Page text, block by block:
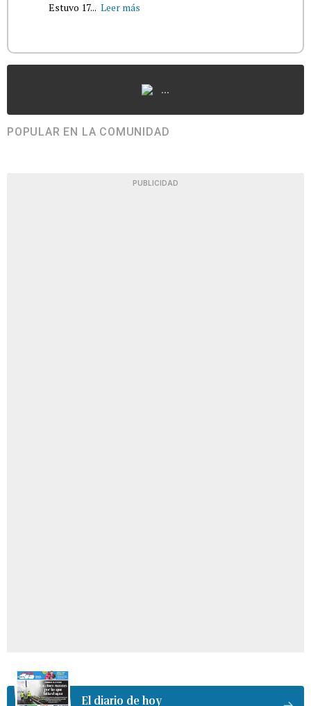
Estuvo 17... Leer más
...
POPULAR EN LA COMUNIDAD
PUBLICIDAD
El diario de hoy